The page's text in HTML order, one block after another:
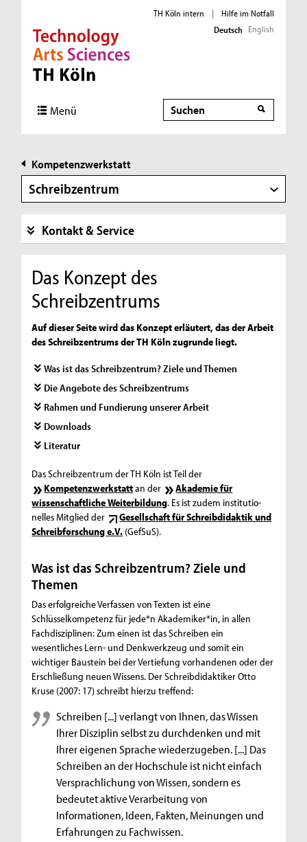
Direkt zur Hauptnavigation
Direkt zur Subnavigation
Direkt zum Inhalt
Direkt zum Fußbereich
TH Köln intern |
Hilfe im Notfall
Deutsch English
Menü Suche
Kompetenzwerkstatt
Schreibzentrum
Kontakt & Service
Das Konzept des
Schreibzentrums
Auf dieser Seite wird das Konzept erläutert, das der Arbeit
des Schreibzentrums der TH Köln zugrunde liegt.
Was ist das Schreibzentrum? Ziele und Themen
Die Angebote des Schreibzentrums
Rahmen und Fundierung unserer Arbeit
Downloads
Literatur
Das Schreibzentrum der TH Köln ist Teil der
Kompetenzwerkstattan der
Akademie für
wissenschaftliche Weiterbildung. Es ist zudem in­sti­tu­ti­o­
nell­es Mitglied der
Gesellschaft für Schreibdidaktik und
Schreibforschung e.V. (GefSuS).
Was ist das Schreibzentrum? Ziele und
Themen
Das erfolgreiche Verfassen von Texten ist eine
Schlüsselkompetenz für jede*n Akademiker*in, in allen
Fachdisziplinen: Zum einen ist das Schreiben ein
wesentliches Lern- und Denkwerkzeug und somit ein
wichtiger Baustein bei der Vertiefung vorhandenen oder der
Erschließung neuen Wissens. Der Schreibdidaktiker Otto
Kruse (2007: 17) schreibt hierzu treffend:
Schreiben [...] verlangt von Ihnen, das Wissen
Ihrer Disziplin selbst zu durchdenken und mit
Ihrer eigenen Sprache wiederzugeben. [...] Das
Schreiben an der Hochschule ist nicht einfach
Versprachlichung von Wissen, sondern es
bedeutet aktive Verarbeitung von
Informationen, Ideen, Fakten, Meinungen und
Erfahrungen zu Fachwissen.